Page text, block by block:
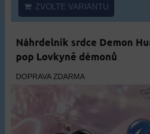
ZVOLTE VARIANTU
Náhrdelník srdce Demon
pop Lovkyně démonů
DOPRAVA ZDARMA